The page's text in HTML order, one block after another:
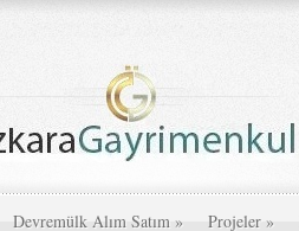
Devremülk Alım Satım » Projeler »